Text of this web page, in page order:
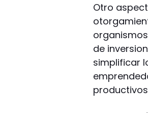
Otro
de
simplificar